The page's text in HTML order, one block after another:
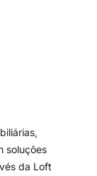
soluções
da Loft